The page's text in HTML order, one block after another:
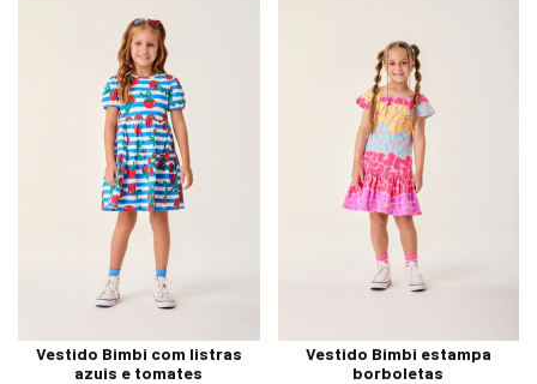
Vestido Bimbi com listras
azuis e tomates
Vestido Bimbi estampa
borboletas